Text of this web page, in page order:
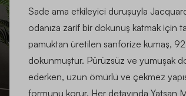
Sade ama etkileyici duruşuyla
odanıza zarif bir dokunuş katmak için
pamuktan üretilen sanforize kumaş,
dokunmuştur. Pürüzsüz ve yumuşak
ederken, uzun ömürlü ve çekmez
formunu korur. Her detayında Yatsan